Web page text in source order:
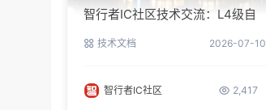
智行者IC社区技术交流：L4级自
技术文档 2026-07-10
智行者IC社区 2,417